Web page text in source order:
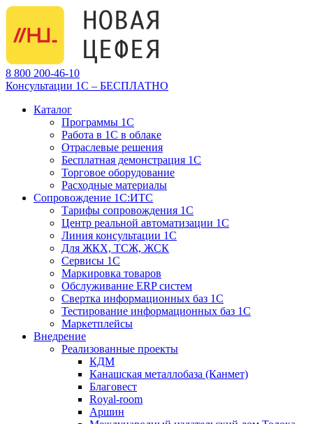
8 800 200-46-10
Консультации 1С – БЕСПЛАТНО
Каталог
Программы 1С
Работа в 1С в облаке
Отраслевые решения
Бесплатная демонстрация 1С
Торговое оборудование
Расходные материалы
Сопровождение 1С:ИТС
Тарифы сопровождения 1С
Центр реальной автоматизации 1С
Линия консультации 1С
Для ЖКХ, ТСЖ, ЖСК
Сервисы 1С
Маркировка товаров
Обслуживание ERP систем
Свертка информационных баз 1С
Тестирование информационных баз 1С
Маркетплейсы
Внедрение
Реализованные проекты
КДМ
Канашская металлобаза (Канмет)
Благовест
Royal-room
Аршин